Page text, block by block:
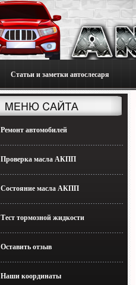
Статьи и заметки автослесаря
Ремонт автомобилей
Проверка масла АКПП
Состояние масла АКПП
Тест тормозной жидкости
Оставить отзыв
Наши координаты